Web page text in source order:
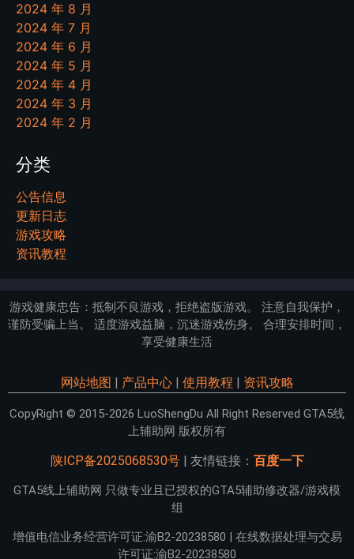
2024 年 8 月
2024 年 7 月
2024 年 6 月
2024 年 5 月
2024 年 4 月
2024 年 3 月
2024 年 2 月
分类
公告信息
更新日志
游戏攻略
资讯教程
游戏健康忠告：抵制不良游戏，拒绝盗版游戏。 注意自我保护，
谨防受骗上当。 适度游戏益脑，沉迷游戏伤身。 合理安排时间，
享受健康生活
网站地图 产品中心| 使用教程 资讯攻略
CopyRight © 2015-2026 LuoShengDu All Right Reserved GTA5线
上辅助网 版权所有
陕ICP备2025068530号| 友情链接： 百度一下
GTA5线上辅助网 只做专业且已授权的GTA5辅助修改器/游戏模
组
增值电信业务经营许可证:渝B2-20238580 | 在线数据处理与交易
许可证:渝B2-20238580